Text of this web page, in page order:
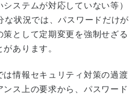
ステムが対応していない等）
な状況では、パスワードだけが
として定期変更を強制せざる
あります。
情報セキュリティ対策の過渡
ス上の要求から、パスワード